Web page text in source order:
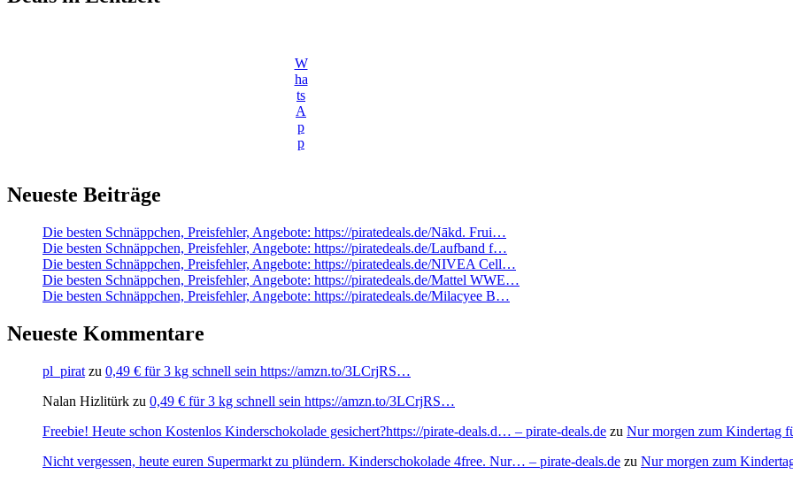
W
ha
ts
A
p
p
Neueste Beiträge
Die besten Schnäppchen, Preisfehler, Angebote: https://piratedeals.de/Nākd. Frui…
Die besten Schnäppchen, Preisfehler, Angebote: https://piratedeals.de/Laufband f…
Die besten Schnäppchen, Preisfehler, Angebote: https://piratedeals.de/NIVEA Cell…
Die besten Schnäppchen, Preisfehler, Angebote: https://piratedeals.de/Mattel WWE…
Die besten Schnäppchen, Preisfehler, Angebote: https://piratedeals.de/Milacyee B…
Neueste Kommentare
pl_pirat zu 0,49 € für 3 kg schnell sein https://amzn.to/3LCrjRS…
Nalan Hizlitürk zu 0,49 € für 3 kg schnell sein https://amzn.to/3LCrjRS…
Freebie! Heute schon Kostenlos Kinderschokolade gesichert?https://pirate-deals.d… – pirate-deals.de zu Nur morgen zum Kindertag
Nicht vergessen, heute euren Supermarkt zu plündern. Kinderschokolade 4free. Nur… – pirate-deals.de zu Nur morgen zum